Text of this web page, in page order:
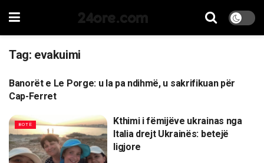
24ore.com
Tag: evakuimi
LAJME
Banorët e Le Porge: u la pa ndihmë, u sakrifikuan për
Cap-Ferret
BOTË
Kthimi i fëmijëve ukrainas nga
Italia drejt Ukrainës: betejë
ligjore